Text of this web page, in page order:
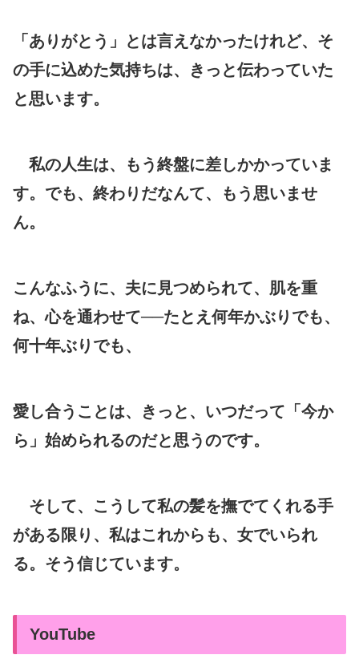
「ありがとう」とは言えなかったけれど、そ
の手に込めた気持ちは、きっと伝わっていた
と思います。
私の人生は、もう終盤に差しかかっていま
す。でも、終わりだなんて、もう思いませ
ん。
こんなふうに、夫に見つめられて、肌を重
ね、心を通わせて──たとえ何年かぶりでも、
何十年ぶりでも、
愛し合うことは、きっと、いつだって「今か
ら」始められるのだと思うのです。
そして、こうして私の髪を撫でてくれる手
がある限り、私はこれからも、女でいられ
る。そう信じています。
YouTube